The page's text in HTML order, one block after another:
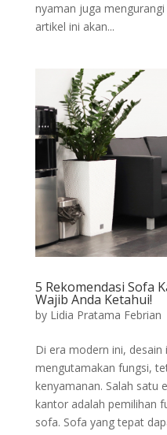
nyaman juga
artikel ini akan...
5 Rekomendasi Sofa
Wajib Anda Ketahui!
by Lidia Pratama Febrian
Di era modern ini,
mengutamakan fungsi,
kenyamanan. Salah satu
kantor adalah pemilihan
sofa. Sofa yang tepat